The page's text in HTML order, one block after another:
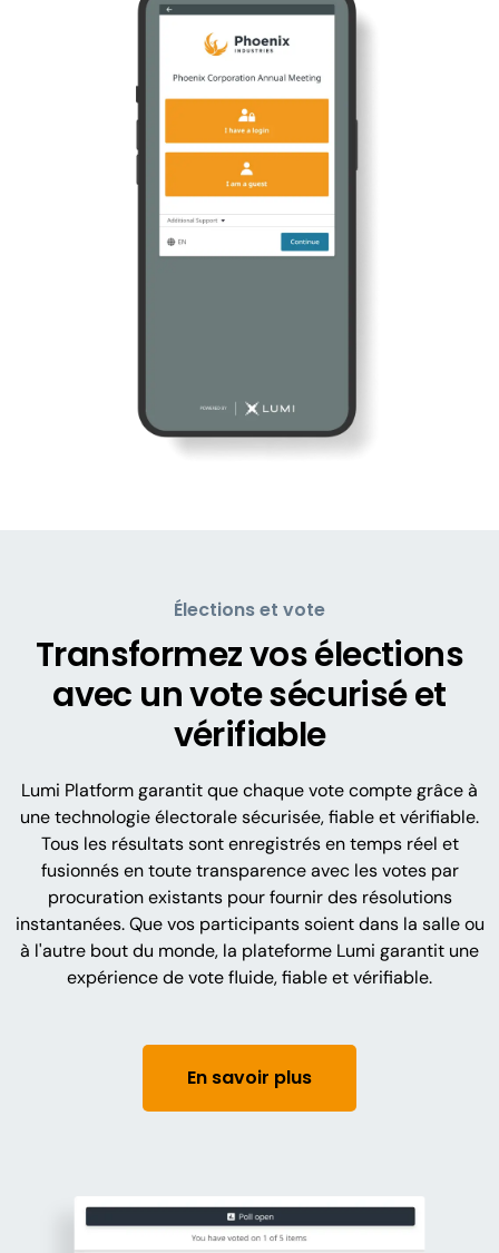
Élections et vote
Transformez vos élections
avec un vote sécurisé et
vérifiable
Lumi Platform garantit que chaque vote compte grâce à
une technologie électorale sécurisée, fiable et vérifiable.
Tous les résultats sont enregistrés en temps réel et
fusionnés en toute transparence avec les votes par
procuration existants pour fournir des résolutions
instantanées. Que vos participants soient dans la salle ou
à l'autre bout du monde, la plateforme Lumi garantit une
expérience de vote fluide, fiable et vérifiable.
En savoir plus